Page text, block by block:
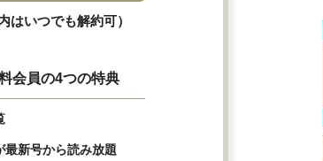
はいつでも解約可）
会員の4つの特典
最新号から読み放題